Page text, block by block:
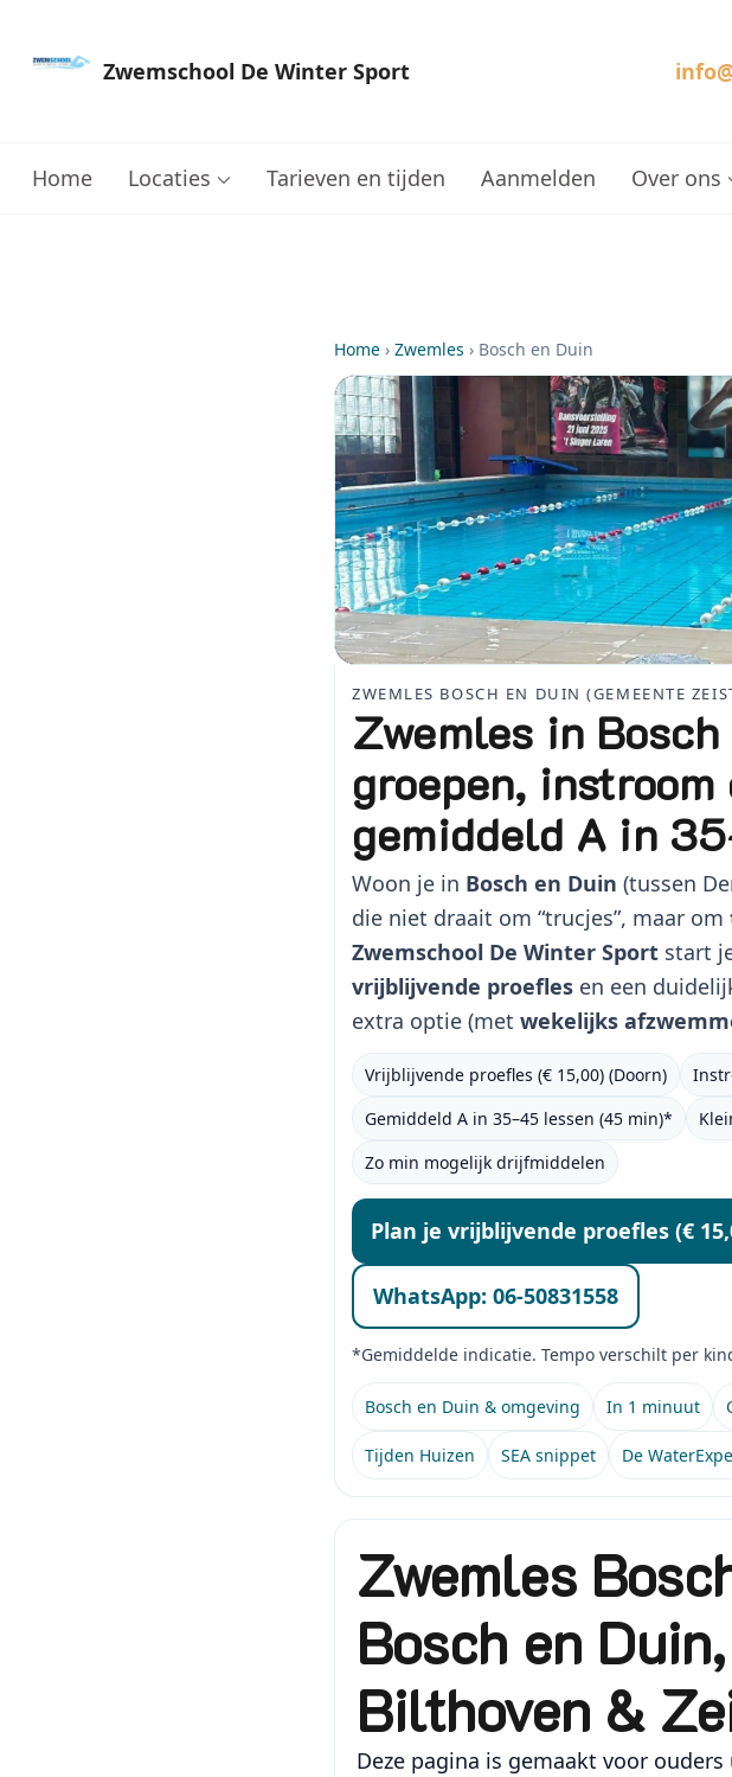
Zwemschool De Winter Sport
Home Locaties Tarieven en tijden Aanmelden Over ons
Home › Zwemles › Bosch en Duin
ZWEMLES BOSCH EN DUIN (GEMEENTE
Zwemles in
groepen,
gemiddeld A in
Woon je in Bosch en Duin (tussen
die niet draait om “trucjes”, maar om
Zwemschool De Winter Sport start
vrijblijvende proefles en een
extra optie (met wekelijks
Vrijblijvende proefles (€ 15,00) (Doorn)
Gemiddeld A in 35–45 lessen (45 min)*
Zo min mogelijk drijfmiddelen
Plan je vrijblijvende proefles (€
WhatsApp: 06-50831558
*Gemiddelde indicatie. Tempo verschilt per
Bosch en Duin & omgeving In 1 minuut
Tijden Huizen SEA snippet De
Zwemles
Bosch en
Bilthoven &
Deze pagina is gemaakt voor ouders